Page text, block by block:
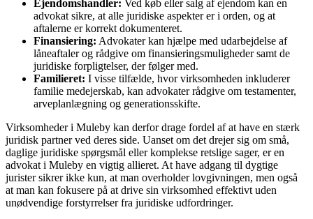
Ejendomshandler: Ved køb eller salg af ejendom kan en
advokat sikre, at alle juridiske aspekter er i orden, og at
aftalerne er korrekt dokumenteret.
Finansiering: Advokater kan hjælpe med udarbejdelse af
låneaftaler og rådgive om finansieringsmuligheder samt de
juridiske forpligtelser, der følger med.
Familieret: I visse tilfælde, hvor virksomheden inkluderer
familie medejerskab, kan advokater rådgive om testamenter,
arveplanlægning og generationsskifte.
Virksomheder i Muleby kan derfor drage fordel af at have en stærk
juridisk partner ved deres side. Uanset om det drejer sig om små,
daglige juridiske spørgsmål eller komplekse retslige sager, er en
advokat i Muleby en vigtig allieret. At have adgang til dygtige
jurister sikrer ikke kun, at man overholder lovgivningen, men også
at man kan fokusere på at drive sin virksomhed effektivt uden
unødvendige forstyrrelser fra juridiske udfordringer.